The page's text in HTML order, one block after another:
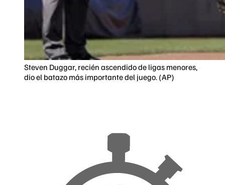
Steven Duggar, recién ascendido de ligas menores,
dio el batazo más importante del juego. (AP)